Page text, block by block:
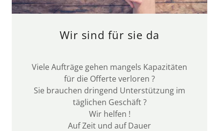
Wir sind für sie da
Viele Aufträge gehen mangels Kapazitäten
für die Offerte verloren ?
Sie brauchen dringend Unterstützung im
täglichen Geschäft ?
Wir helfen !
Auf Zeit und auf Dauer